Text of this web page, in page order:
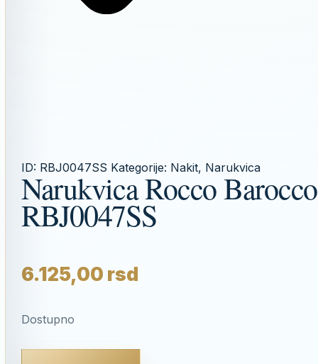
ID: RBJ0047SS Kategorije: Nakit, Narukvica
Narukvica Rocco Barocco
RBJ0047SS
6.125,00 rsd
Dostupno